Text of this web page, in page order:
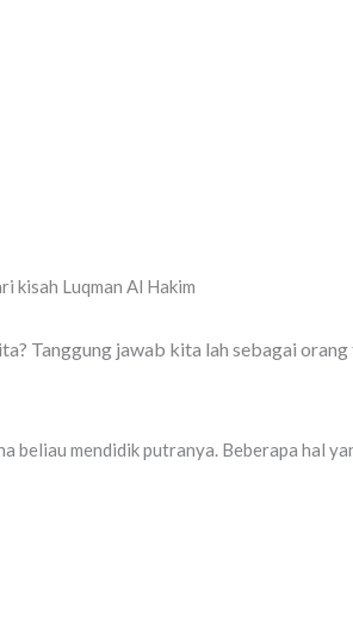
kisah Luqman Al Hakim
Tanggung jawab kita lah sebagai
beliau mendidik putranya. Beberapa hal